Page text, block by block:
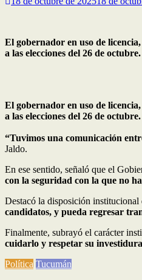
El gobernador en uso de
a las elecciones del 26 de octubre.
El gobernador en uso de
a las elecciones del 26 de octubre.
“Tuvimos una comunicación
Jaldo.
En ese sentido, señaló que el
con la seguridad con la que no
Destacó la disposición
candidatos, y pueda regresar
Finalmente, subrayó el carácter
cuidarlo y respetar su
Política Tucumán